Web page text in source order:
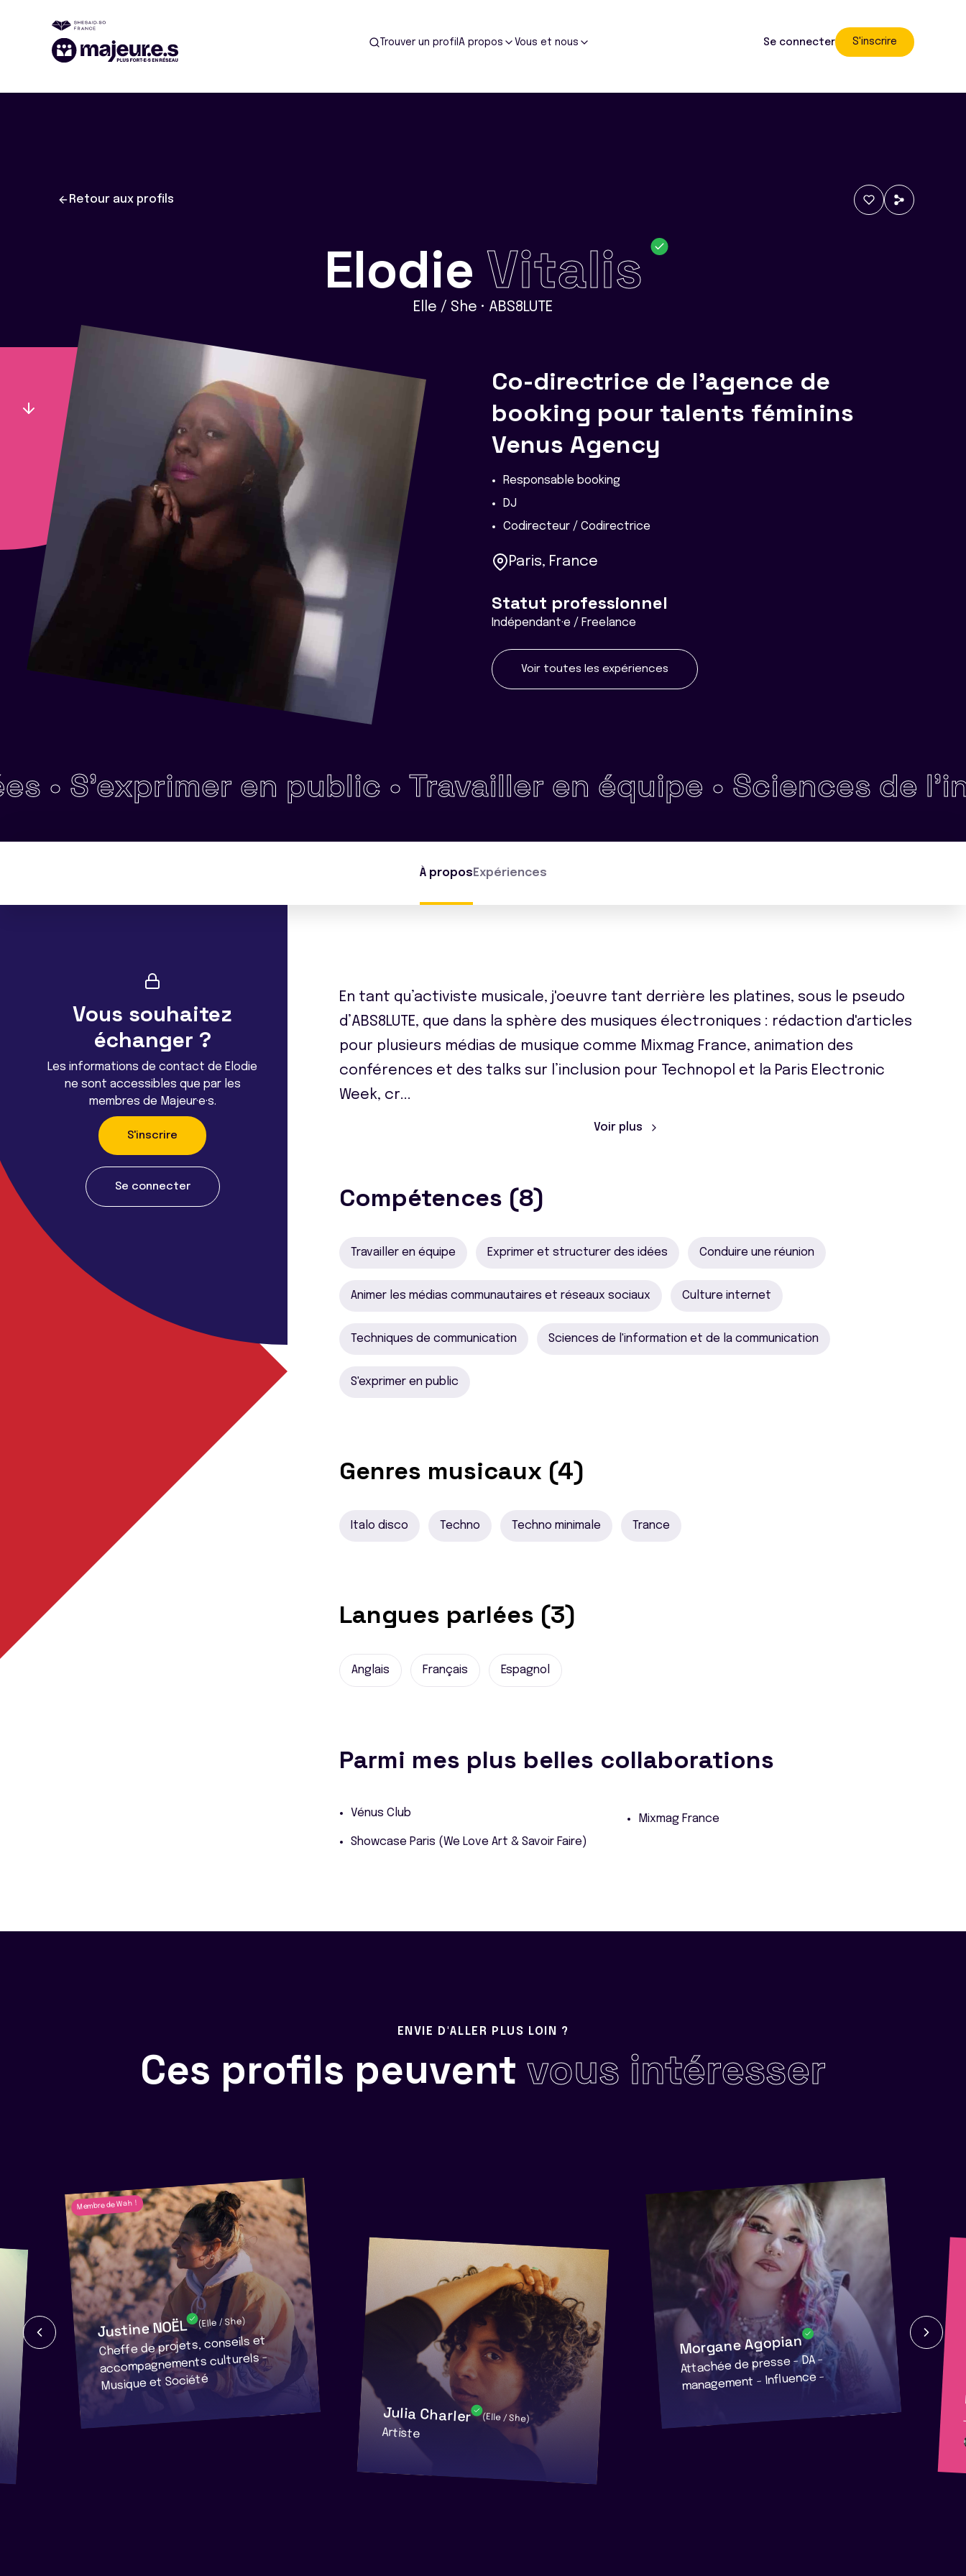
Trouver un profil A propos Vous et nous Se connecter S'inscrire
Retour aux profils
Elodie Vitalis
Elle / She • ABS8LUTE
Co-directrice de l'agence de
booking pour talents féminins
Venus Agency
Responsable booking
DJ
Codirecteur / Codirectrice
Paris, France
Statut professionnel
Indépendant·e / Freelance
Voir toutes les expériences
en public •Travailler en équipe •Sciences de
À propos Expériences
Vous souhaitez
échanger ?
Les informations de contact de Elodie
ne sont accessibles que par les
membres de Majeur·e·s.
S'inscrire
Se connecter
En tant qu’activiste musicale, j'oeuvre tant derrière les platines, sous le pseudo
d’ABS8LUTE, que dans la sphère des musiques électroniques : rédaction d'articles
pour plusieurs médias de musique comme Mixmag France, animation des
conférences et des talks sur l’inclusion pour Technopol et la Paris Electronic
Week, cr...
Voir plus
Compétences (8)
Travailler en équipe Exprimer et structurer des idées Conduire une réunion
Animer les médias communautaires et réseaux sociaux Culture internet
Techniques de communication Sciences de l'information et de la communication
S'exprimer en public
Genres musicaux (4)
Italo disco Techno Techno minimale Trance
Langues parlées (3)
Anglais Français Espagnol
Parmi mes plus belles collaborations
Vénus Club
Showcase Paris (We Love Art & Savoir Faire)
Mixmag France
ENVIE D'ALLER PLUS LOIN ?
Ces profils peuvent vous intéresser
Membre de Wah !
Justine NOËL (Elle / She)
Cheffe de projets, conseils et
accompagnements culturels -
Musique et Société
Julia Charler (Elle / She)
Artiste
Morgane Agopian
Attachée de presse - DA -
management - Influence -